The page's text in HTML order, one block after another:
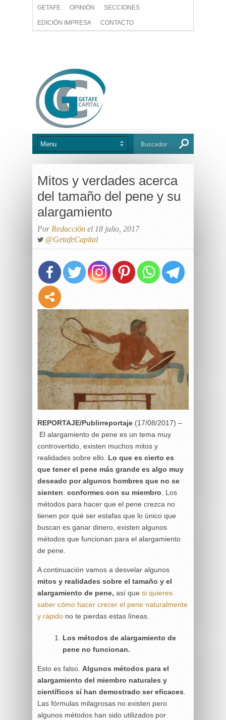
GETAFE OPINIÓN SECCIONES
EDICIÓN IMPRESA CONTACTO
Mitos y verdades acerca
del tamaño del pene y su
alargamiento
Por Redacción el 18 julio, 2017
@GetafeCapital
REPORTAJE/Publirreportaje (17/08/2017) –
El alargamiento de pene es un tema muy
controvertido, existen muchos mitos y
realidades sobre ello. Lo que es cierto es
que tener el pene más grande es algo muy
deseado por algunos hombres que no se
sienten conformes con su miembro . Los
métodos para hacer que el pene crezca no
tienen por qué ser estafas que lo único que
buscan es ganar dinero, existen algunos
métodos que funcionan para el alargamiento
de pene.
A continuación vamos a desvelar algunos
mitos y realidades sobre el tamaño y el
alargamiento de pene, así que si quieres
saber cómo hacer crecer el pene naturalmente
y rápido no te pierdas estas líneas.
Los métodos de alargamiento de
pene no funcionan.
Esto es falso. Algunos métodos para el
alargamiento del miembro naturales y
científicos sí han demostrado ser eficaces
Las fórmulas milagrosas no existen pero
algunos métodos han sido utilizados por